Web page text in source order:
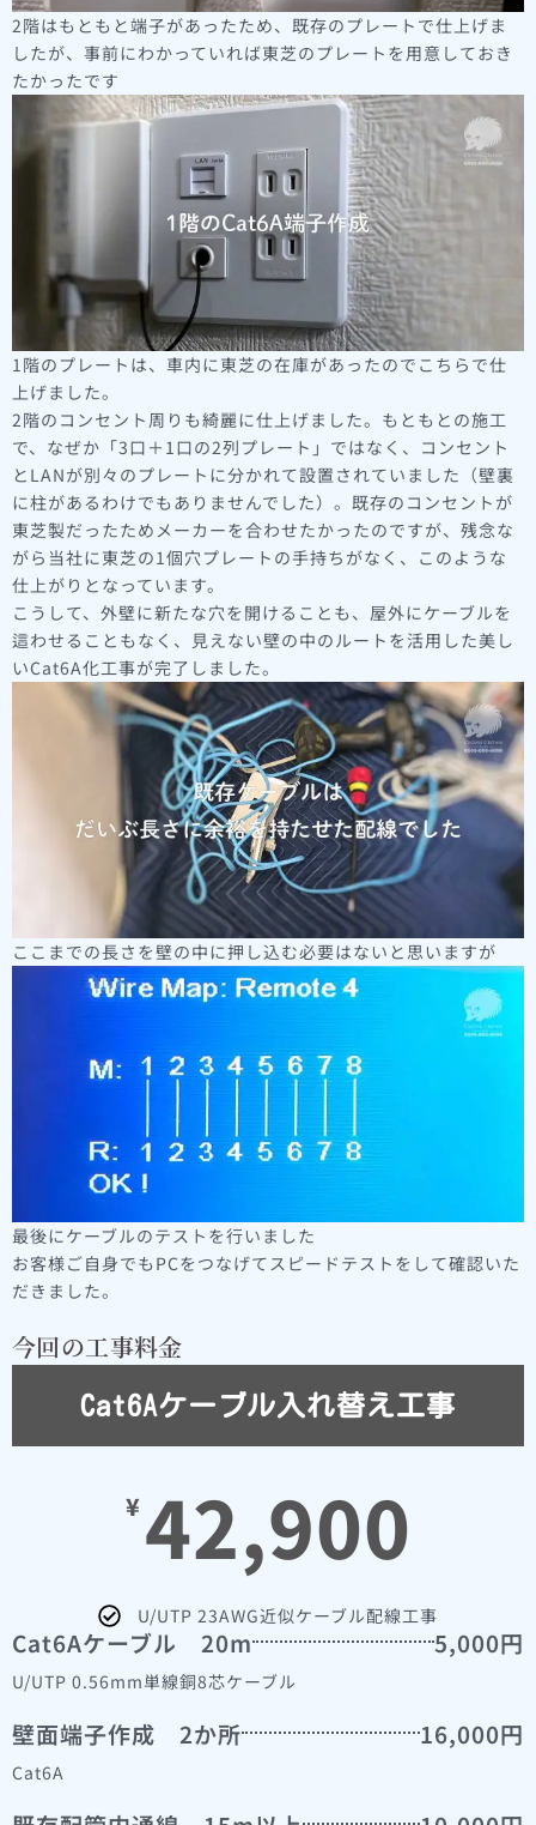
2階はもともと端子があったため、既存のプレートで仕上げま
したが、事前にわかっていれば東芝のプレートを用意しておき
たかったです
1階のプレートは、車内に東芝の在庫があったのでこちらで仕
上げました。
2階のコンセント周りも綺麗に仕上げました。もともとの施工
で、なぜか「3口＋1口の2列プレート」ではなく、コンセント
とLANが別々のプレートに分かれて設置されていました（壁裏
に柱があるわけでもありませんでした）。既存のコンセントが
東芝製だったためメーカーを合わせたかったのですが、残念な
がら当社に東芝の1個穴プレートの手持ちがなく、このような
仕上がりとなっています。
こうして、外壁に新たな穴を開けることも、屋外にケーブルを
這わせることもなく、見えない壁の中のルートを活用した美し
いCat6A化工事が完了しました。
ここまでの長さを壁の中に押し込む必要はないと思いますが
最後にケーブルのテストを行いました
お客様ご自身でもPCをつなげてスピードテストをして確認いた
だきました。
今回の工事料金
Cat6Aケーブル入れ替え工事
¥ 42,900
U/UTP 23AWG近似ケーブル配線工事
Cat6Aケーブル 20m 5,000円
U/UTP 0.56mm単線銅8芯ケーブル
壁面端子作成 2か所 16,000円
Cat6A